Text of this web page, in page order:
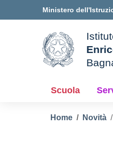
Ministero
della scuola
Scuola
Home Novità